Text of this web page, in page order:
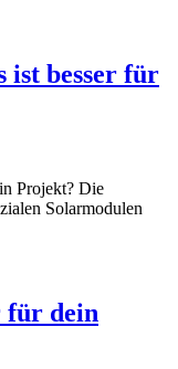
ist besser für
Projekt? Die
Solarmodulen
für dein